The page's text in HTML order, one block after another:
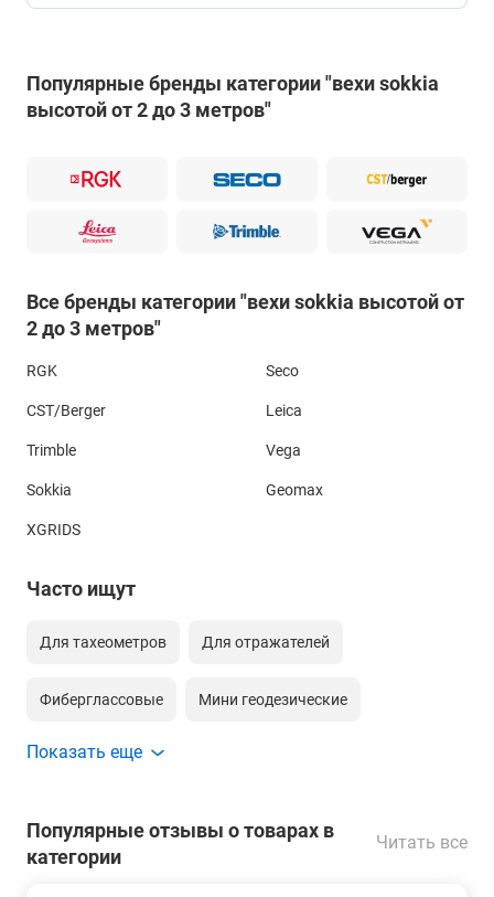
Популярные бренды категории "вехи sokkia
высотой от 2 до 3 метров"
Все бренды категории "вехи sokkia высотой от
2 до 3 метров"
RGK Seco
CST/Berger Leica
Trimble Vega
Sokkia Geomax
XGRIDS
Часто ищут
Для тахеометров Для отражателей
Фиберглассовые Мини геодезические
Для gnss Сборные геодезические
С кольцевым зажимом
Показать еще
Популярные отзывы о товарах в
категории
Читать все